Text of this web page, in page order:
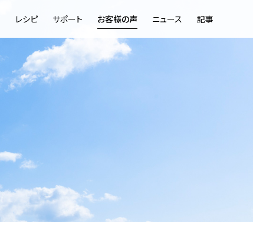
レシピ サポート お客様の声 ニュース 記事